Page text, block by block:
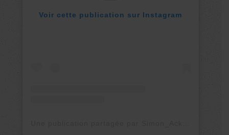
Voir cette publication sur Instagram